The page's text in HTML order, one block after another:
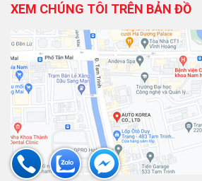
XEM CHÚNG TÔI TRÊN BẢN ĐỒ